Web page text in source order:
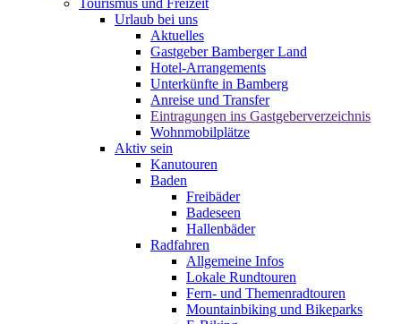
Tourismus und Freizeit
Urlaub bei uns
Aktuelles
Gastgeber Bamberger Land
Hotel-Arrangements
Unterkünfte in Bamberg
Anreise und Transfer
Eintragungen ins Gastgeberverzeichnis
Wohnmobilplätze
Aktiv sein
Kanutouren
Baden
Freibäder
Badeseen
Hallenbäder
Radfahren
Allgemeine Infos
Lokale Rundtouren
Fern- und Themenradtouren
Mountainbiking und Bikeparks